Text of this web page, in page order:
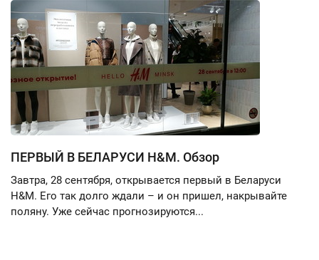
ПЕРВЫЙ В БЕЛАРУСИ H&M. Обзор
Завтра, 28 сентября, открывается первый в Беларуси
H&M. Его так долго ждали – и он пришел, накрывайте
поляну. Уже сейчас прогнозируются...